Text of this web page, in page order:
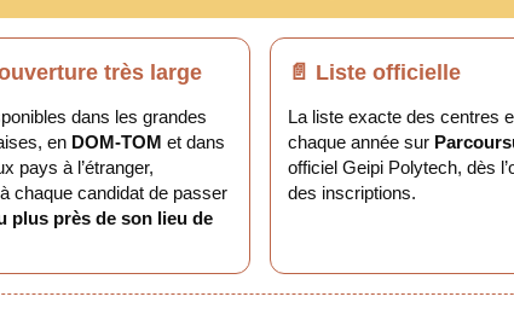
très large
dans les grandes
en DOM-TOM et dans
pays à l’étranger,
chaque candidat de passer
plus près de son lieu de
📄 Liste officielle
La liste exacte des centres
chaque année sur
officiel Geipi Polytech, dès
des inscriptions.